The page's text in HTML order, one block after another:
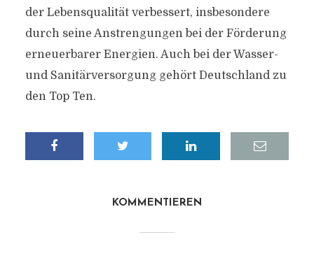
der Lebensqualität verbessert, insbesondere
durch seine Anstrengungen bei der Förderung
erneuerbarer Energien. Auch bei der Wasser-
und Sanitärversorgung gehört Deutschland zu
den Top Ten.
KOMMENTIEREN